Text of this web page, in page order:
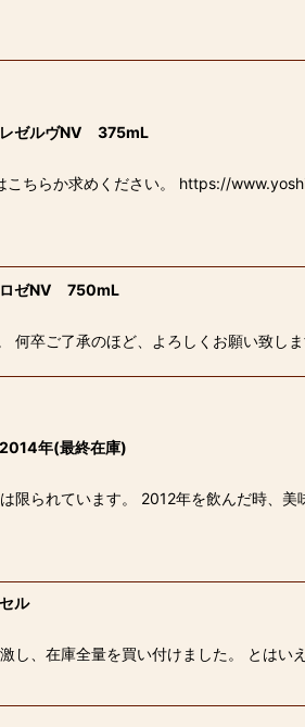
レゼルヴNV 375mL
こちらか求めください。 https://
ロゼNV 750mL
卒ご了承のほど、よろしくお願い致
年(最終在庫)
限られています。 2012年を飲んだ時
ル
し、在庫全量を買い付けました。 とは